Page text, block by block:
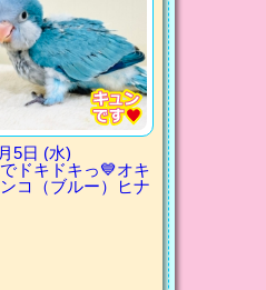
5日 (水)
ドキドキっ💙オキ
コ（ブルー）ヒナ